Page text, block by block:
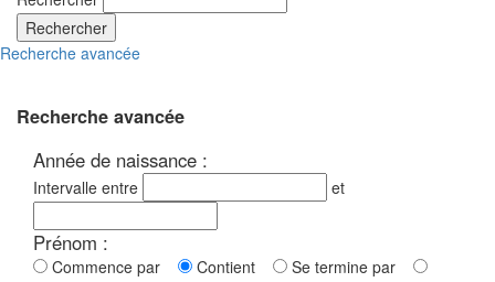
Rechercher
Recherche avancée
Recherche avancée
Année de naissance :
Intervalle entre et
Prénom :
Commence par Contient
Se termine par